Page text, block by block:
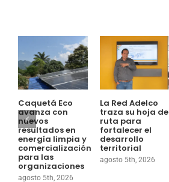
Caquetá Eco
avanza con
nuevos
resultados en
energía limpia y
comercialización
para las
organizaciones
agosto 5th, 2026
La Red Adelco
traza su hoja de
ruta para
fortalecer el
desarrollo
territorial
agosto 5th, 2026